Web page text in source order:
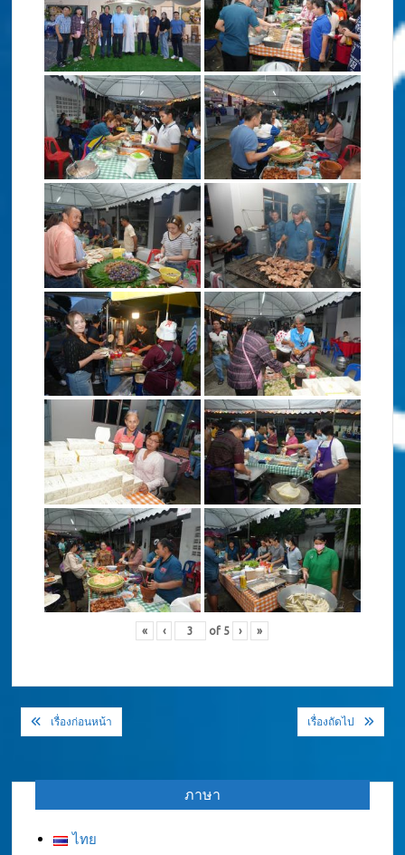
« ‹ of 5 › »
แนะแนว
เรื่องก่อนหน้า เรื่องถัดไป
ภาษา
ไทย